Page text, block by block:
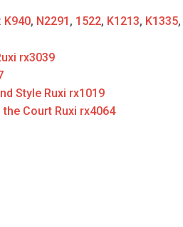
K940, N2291 , 1522, K1213, K1335,
rx3039
Style Ruxi rx1019
Court Ruxi rx4064